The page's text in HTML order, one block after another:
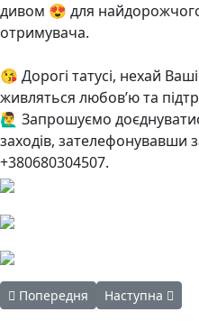
дивом 😍 для
отримувача.
😘 Дорогі татусі, нехай
живляться любов’ю та
🙋‍♂️ Запрошуємо
заходів, зателефонувавши
+380680304507.
Попередня стаття: Найкращий
Попередня Наступна
Наступна